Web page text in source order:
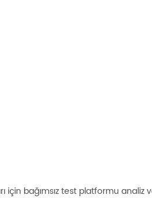
için bağımsız test platformu analiz